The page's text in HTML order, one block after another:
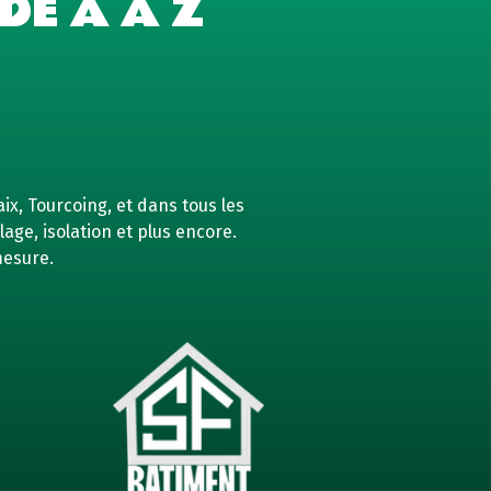
Tourcoing, et dans tous les
isolation et plus encore.